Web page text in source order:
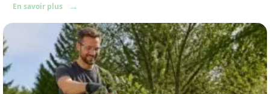
En savoir plus